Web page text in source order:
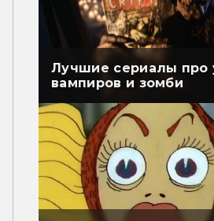
Лучшие сериалы про
вампиров и зомби